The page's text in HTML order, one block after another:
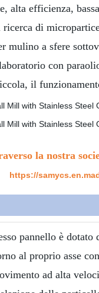
alta efficienza,
di
mulino a sfere
con
il
la nostra
https://
pannello è
al proprio asse
ad alta